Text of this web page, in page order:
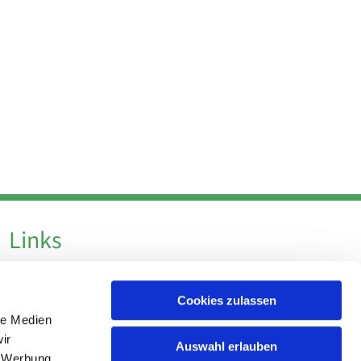
Medien
Cookies zulassen
Auswahl erlauben
Links
Impressum